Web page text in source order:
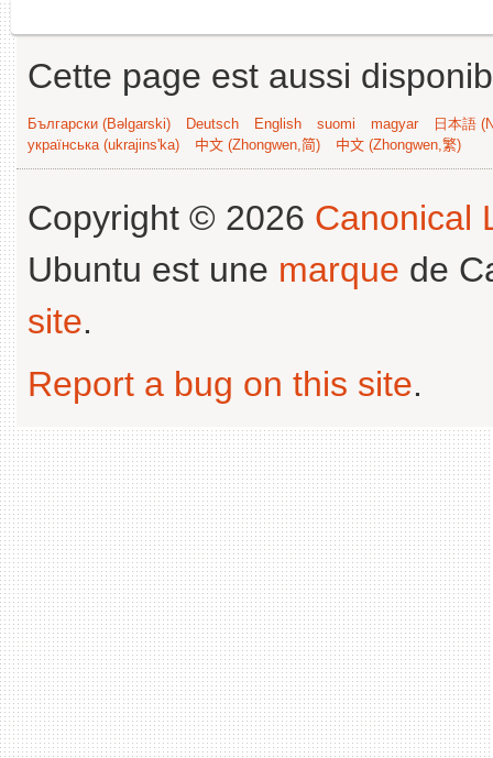
Cette page est aussi
Български (Bəlgarski) Deutsch English suomi magyar
日本語
українська (ukrajins'ka)
中文 (Zhongwen,简) 中文 (Zhongwen,繁)
Copyright © 2026 Canonical
Ubuntu est une marque de
site.
Report a bug on this site.